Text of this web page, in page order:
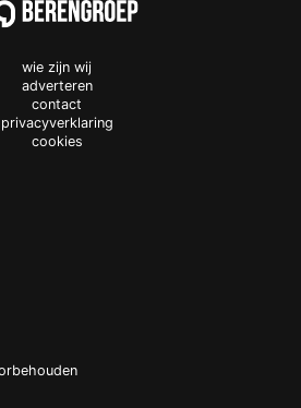
wie zijn wij
adverteren
contact
privacyverklaring
cookies